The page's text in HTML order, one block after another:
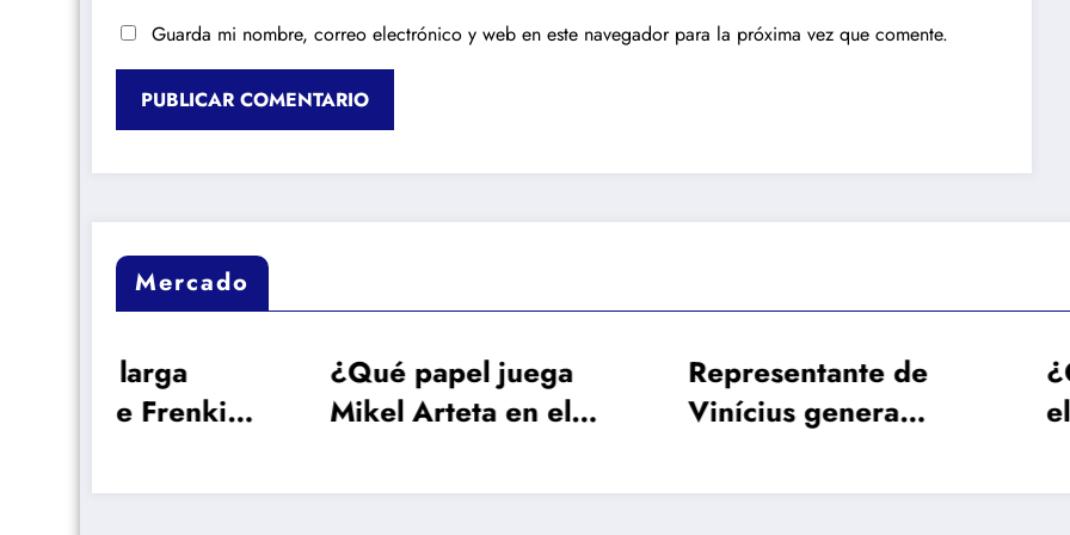
Guarda mi nombre, correo electrónico y web en este navegador para la próxima vez que comente.
Mercado
¿Qué papel juega
Mikel Arteta en el
por Vinicius?
Representante de
Vinícius genera
con su viaje a
¿Qué cantidad
el Manchester
dejar salir a